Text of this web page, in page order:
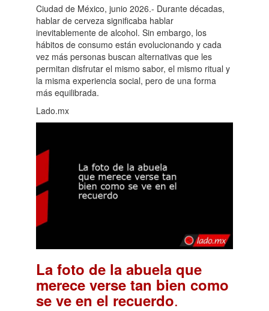
Ciudad de México, junio 2026.- Durante décadas,
hablar de cerveza significaba hablar
inevitablemente de alcohol. Sin embargo, los
hábitos de consumo están evolucionando y cada
vez más personas buscan alternativas que les
permitan disfrutar el mismo sabor, el mismo ritual y
la misma experiencia social, pero de una forma
más equilibrada.
Lado.mx
La foto de la abuela que
merece verse tan bien como
se ve en el recuerdo.